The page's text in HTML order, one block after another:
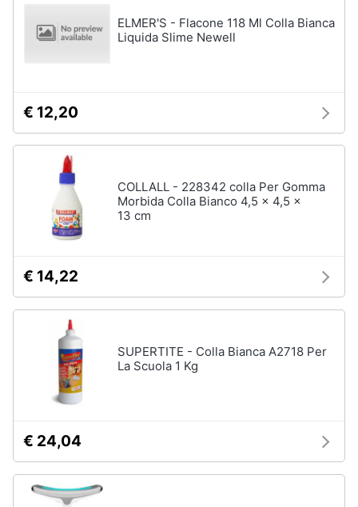
Arredo
Salute
Beauty
Prima
infanzia
Fotografia
Casalinghi
Abbigliamento
Sport
ELMER'S - Flacone 118 Ml Colla Bianca
Liquida Slime Newell
€ 12,20
COLLALL - 228342 colla Per Gomma
Morbida Colla Bianco 4,5 x 4,5 x
13 cm
€ 14,22
SUPERTITE - Colla Bianca A2718 Per
La Scuola 1 Kg
€ 24,04